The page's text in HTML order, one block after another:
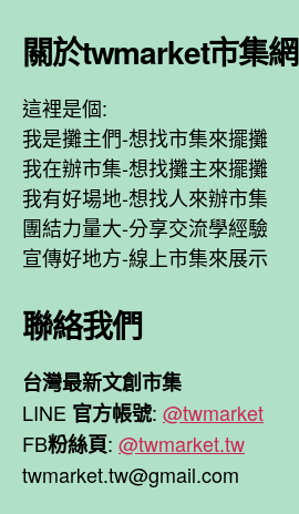
關於twmarket市集網
這裡是個:
我是攤主們-想找市集來擺攤
我在辦市集-想找攤主來擺攤
我有好場地-想找人來辦市集
團結力量大-分享交流學經驗
宣傳好地方-線上市集來展示
聯絡我們
台灣最新文創市集
LINE 官方帳號: @twmarket
FB粉絲頁: @twmarket.tw
twmarket.tw@gmail.com